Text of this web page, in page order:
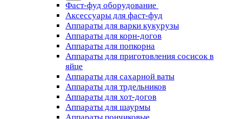
Фаст-фуд оборудование
Аксессуары для фаст-фуд
Аппараты для варки кукурузы
Аппараты для корн-догов
Аппараты для попкорна
Аппараты для приготовления сосисок в
яйце
Аппараты для сахарной ваты
Аппараты для трдельников
Аппараты для хот-догов
Аппараты для шаурмы